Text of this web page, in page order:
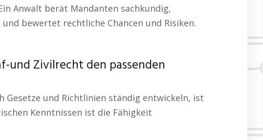
Anwalt berät Mandanten sachkundig,
bewertet rechtliche Chancen und Risiken.
und Zivilrecht den passenden
Gesetze und Richtlinien ständig entwickeln, ist
Kenntnissen ist die Fähigkeit